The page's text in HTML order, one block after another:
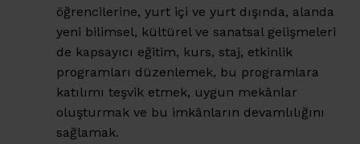
öğrencilerine, yurt içi ve yurt dışında, alanda
yeni bilimsel, kültürel ve sanatsal gelişmeleri
de kapsayıcı eğitim, kurs, staj, etkinlik
programları düzenlemek, bu programlara
katılımı teşvik etmek, uygun mekânlar
oluşturmak ve bu imkânların devamlılığını
sağlamak.